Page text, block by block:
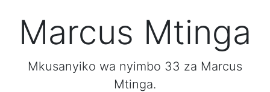
Marcus Mtinga
Mkusanyiko wa nyimbo 33 za Marcus
Mtinga.